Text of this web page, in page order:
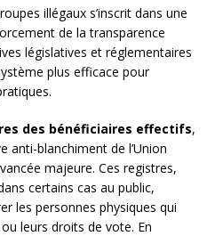
illégaux s’inscrit dans une
de la transparence
législatives et réglementaires
plus efficace pour
des bénéficiaires effectifs,
anti-blanchiment de l’Union
majeure. Ces registres,
certains cas au public,
les personnes physiques qui
leurs droits de vote. En